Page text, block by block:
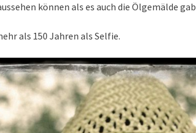
können als es auch die Ölgemälde
als 150 Jahren als Selfie.